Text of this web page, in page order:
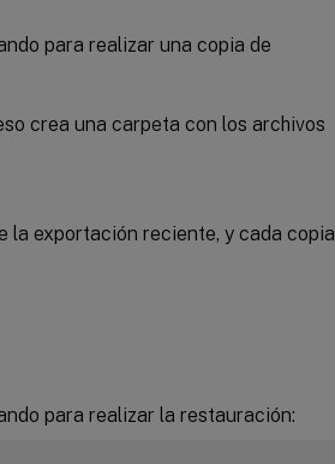
para realizar una copia de
crea una carpeta con los archivos
la exportación reciente, y cada copia
para realizar la restauración: